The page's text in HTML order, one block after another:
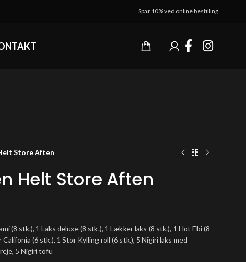
Spar 10% ved online bestilling
Store Aften
Helt Store Aften
(8 stk.), 1 Laks deluxe (8 stk.), 1 Lækker laks (8 stk.), 1 Hot Ebi (8
(6 stk.), 1 Stor Kylling roll (6 stk.), 5 Nigiri laks med
5 Nigiri tofu